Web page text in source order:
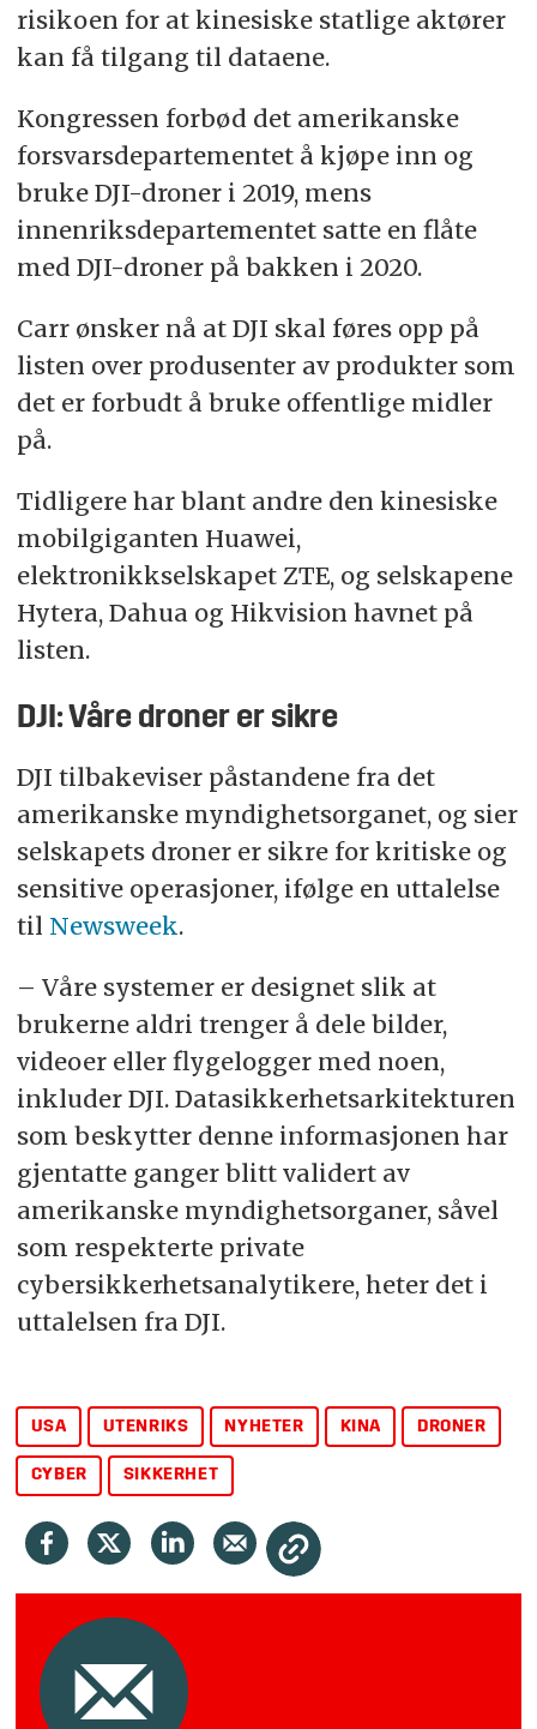
risikoen for at kinesiske statlige aktører
kan få tilgang til dataene.
Kongressen forbød det amerikanske
forsvarsdepartementet å kjøpe inn og
bruke DJI-droner i 2019, mens
innenriksdepartementet satte en flåte
med DJI-droner på bakken i 2020.
Carr ønsker nå at DJI skal føres opp på
listen over produsenter av produkter som
det er forbudt å bruke offentlige midler
på.
Tidligere har blant andre den kinesiske
mobilgiganten Huawei,
elektronikkselskapet ZTE, og selskapene
Hytera, Dahua og Hikvision havnet på
listen.
DJI: Våre droner er sikre
DJI tilbakeviser påstandene fra det
amerikanske myndighetsorganet, og sier
selskapets droner er sikre for kritiske og
sensitive operasjoner, ifølge en uttalelse
til Newsweek.
– Våre systemer er designet slik at
brukerne aldri trenger å dele bilder,
videoer eller flygelogger med noen,
inkluder DJI. Datasikkerhetsarkitekturen
som beskytter denne informasjonen har
gjentatte ganger blitt validert av
amerikanske myndighetsorganer, såvel
som respekterte private
cybersikkerhetsanalytikere, heter det i
uttalelsen fra DJI.
USA UTENRIKS NYHETER KINA DRONER
CYBER SIKKERHET